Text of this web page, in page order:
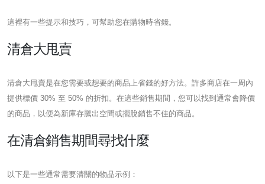
這裡有一些提示和技巧，可幫助您在購物時省錢。
清倉大甩賣
清倉大甩賣是在您需要或想要的商品上省錢的好方法。許多商店在一周內
提供標價 30% 至 50% 的折扣。在這些銷售期間，您可以找到通常會降價
的商品，以便為新庫存騰出空間或擺脫銷售不佳的商品。
在清倉銷售期間尋找什麼
以下是一些通常需要清關的物品示例：